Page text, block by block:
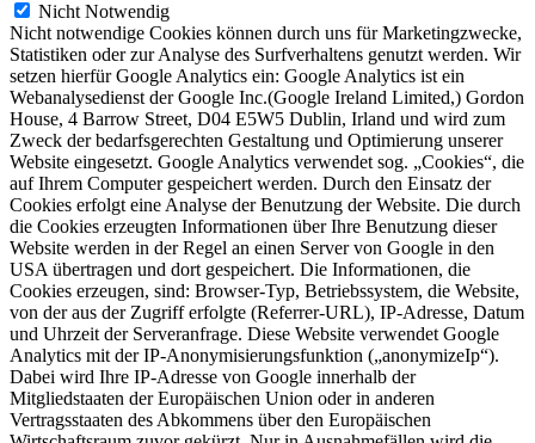
Nicht Notwendig
Nicht notwendige Cookies können durch uns für Marketingzwecke,
Statistiken oder zur Analyse des Surfverhaltens genutzt werden. Wir
setzen hierfür Google Analytics ein: Google Analytics ist ein
Webanalysedienst der Google Inc.(Google Ireland Limited,) Gordon
House, 4 Barrow Street, D04 E5W5 Dublin, Irland und wird zum
Zweck der bedarfsgerechten Gestaltung und Optimierung unserer
Website eingesetzt. Google Analytics verwendet sog. „Cookies“, die
auf Ihrem Computer gespeichert werden. Durch den Einsatz der
Cookies erfolgt eine Analyse der Benutzung der Website. Die durch
die Cookies erzeugten Informationen über Ihre Benutzung dieser
Website werden in der Regel an einen Server von Google in den
USA übertragen und dort gespeichert. Die Informationen, die
Cookies erzeugen, sind: Browser-Typ, Betriebssystem, die Website,
von der aus der Zugriff erfolgte (Referrer-URL), IP-Adresse, Datum
und Uhrzeit der Serveranfrage. Diese Website verwendet Google
Analytics mit der IP-Anonymisierungsfunktion („anonymizeIp“).
Dabei wird Ihre IP-Adresse von Google innerhalb der
Mitgliedstaaten der Europäischen Union oder in anderen
Vertragsstaaten des Abkommens über den Europäischen